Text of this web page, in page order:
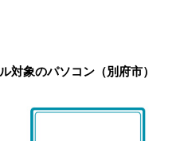
対象のパソコン（別府市）